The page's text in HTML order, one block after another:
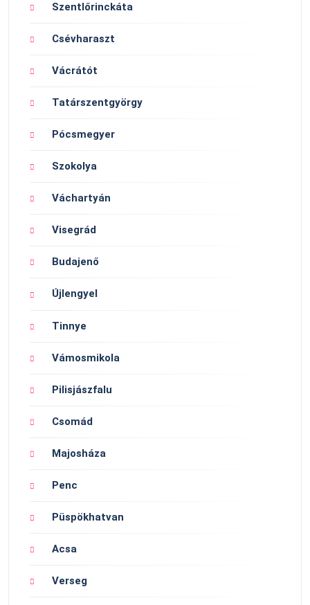
Szentlőrinckáta
Csévharaszt
Vácrátót
Tatárszentgyörgy
Pócsmegyer
Szokolya
Váchartyán
Visegrád
Budajenő
Újlengyel
Tinnye
Vámosmikola
Pilisjászfalu
Csomád
Majosháza
Penc
Püspökhatvan
Acsa
Verseg